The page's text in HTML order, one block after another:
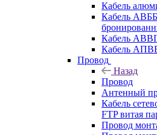
Кабель
Кабель
Кабель
Кабель
Провод
Назад
Провод
Антенный
Кабель
FTP витая
Провод